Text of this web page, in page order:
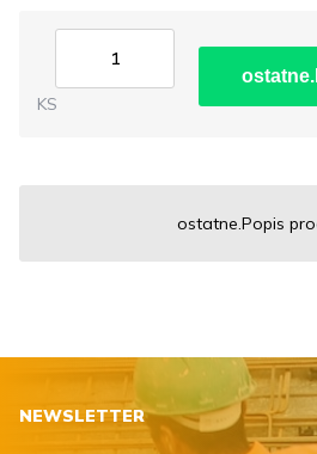
KS
ostatne.Popis
NEWSLETTER